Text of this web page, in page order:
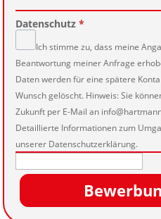
Datenschutz*
Ich stimme zu, dass meine
Beantwortung meiner Anfrage
Daten werden für eine spätere
Wunsch gelöscht. Hinweis: Sie
Zukunft per E-Mail an
Detaillierte Informationen zum
unserer Datenschutzerklärung.